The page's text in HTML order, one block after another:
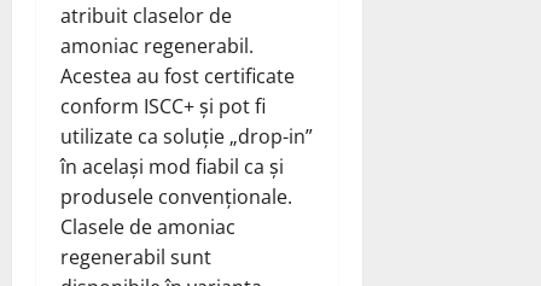
atribuit claselor de
amoniac regenerabil.
Acestea au fost certificate
conform ISCC+ și pot fi
utilizate ca soluție „drop-in”
în același mod fiabil ca și
produsele convenționale.
Clasele de amoniac
regenerabil sunt